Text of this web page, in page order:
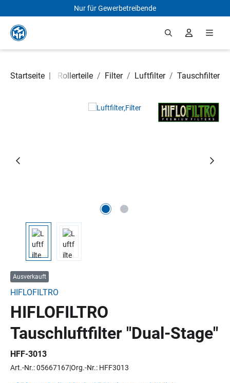
Zum Hauptinhalt springen
Nur für Gewerbetreibende
Startseite |
Motorrad- und Rollerteile / Filter / Luftfilter / Tauschfilter
Bildergalerie überspringen
Ausverkauft
HIFLOFILTRO
HIFLOFILTRO
Tauschluftfilter "Dual-Stage"
HFF-3013
Art.-Nr.: 05667167Org.-Nr.: HFF3013